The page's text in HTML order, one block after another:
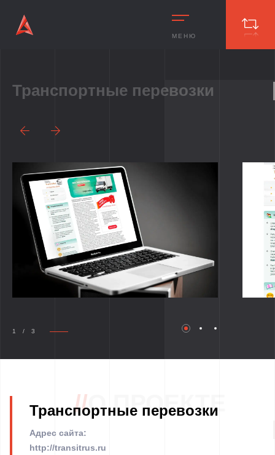
МЕНЮ
Транспортные перевозки
1 / 3
//О ПРОЕКТЕ
Транспортные перевозки
Адрес сайта:
http://transitrus.ru